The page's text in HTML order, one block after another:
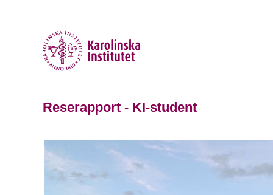
Reserapport - KI-student